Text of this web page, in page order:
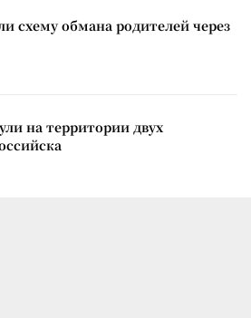
схему обмана родителей через
на территории двух